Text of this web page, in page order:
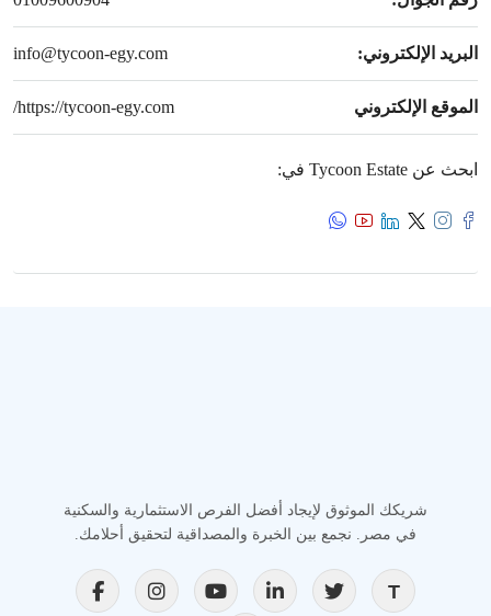
البريد الإلكتروني: info@tycoon-egy.com
الموقع الإلكتروني https://tycoon-egy.com/
ابحث عن Tycoon Estate في:
شريكك الموثوق لإيجاد أفضل الفرص الاستثمارية والسكنية
في مصر. نجمع بين الخبرة والمصداقية لتحقيق أحلامك.